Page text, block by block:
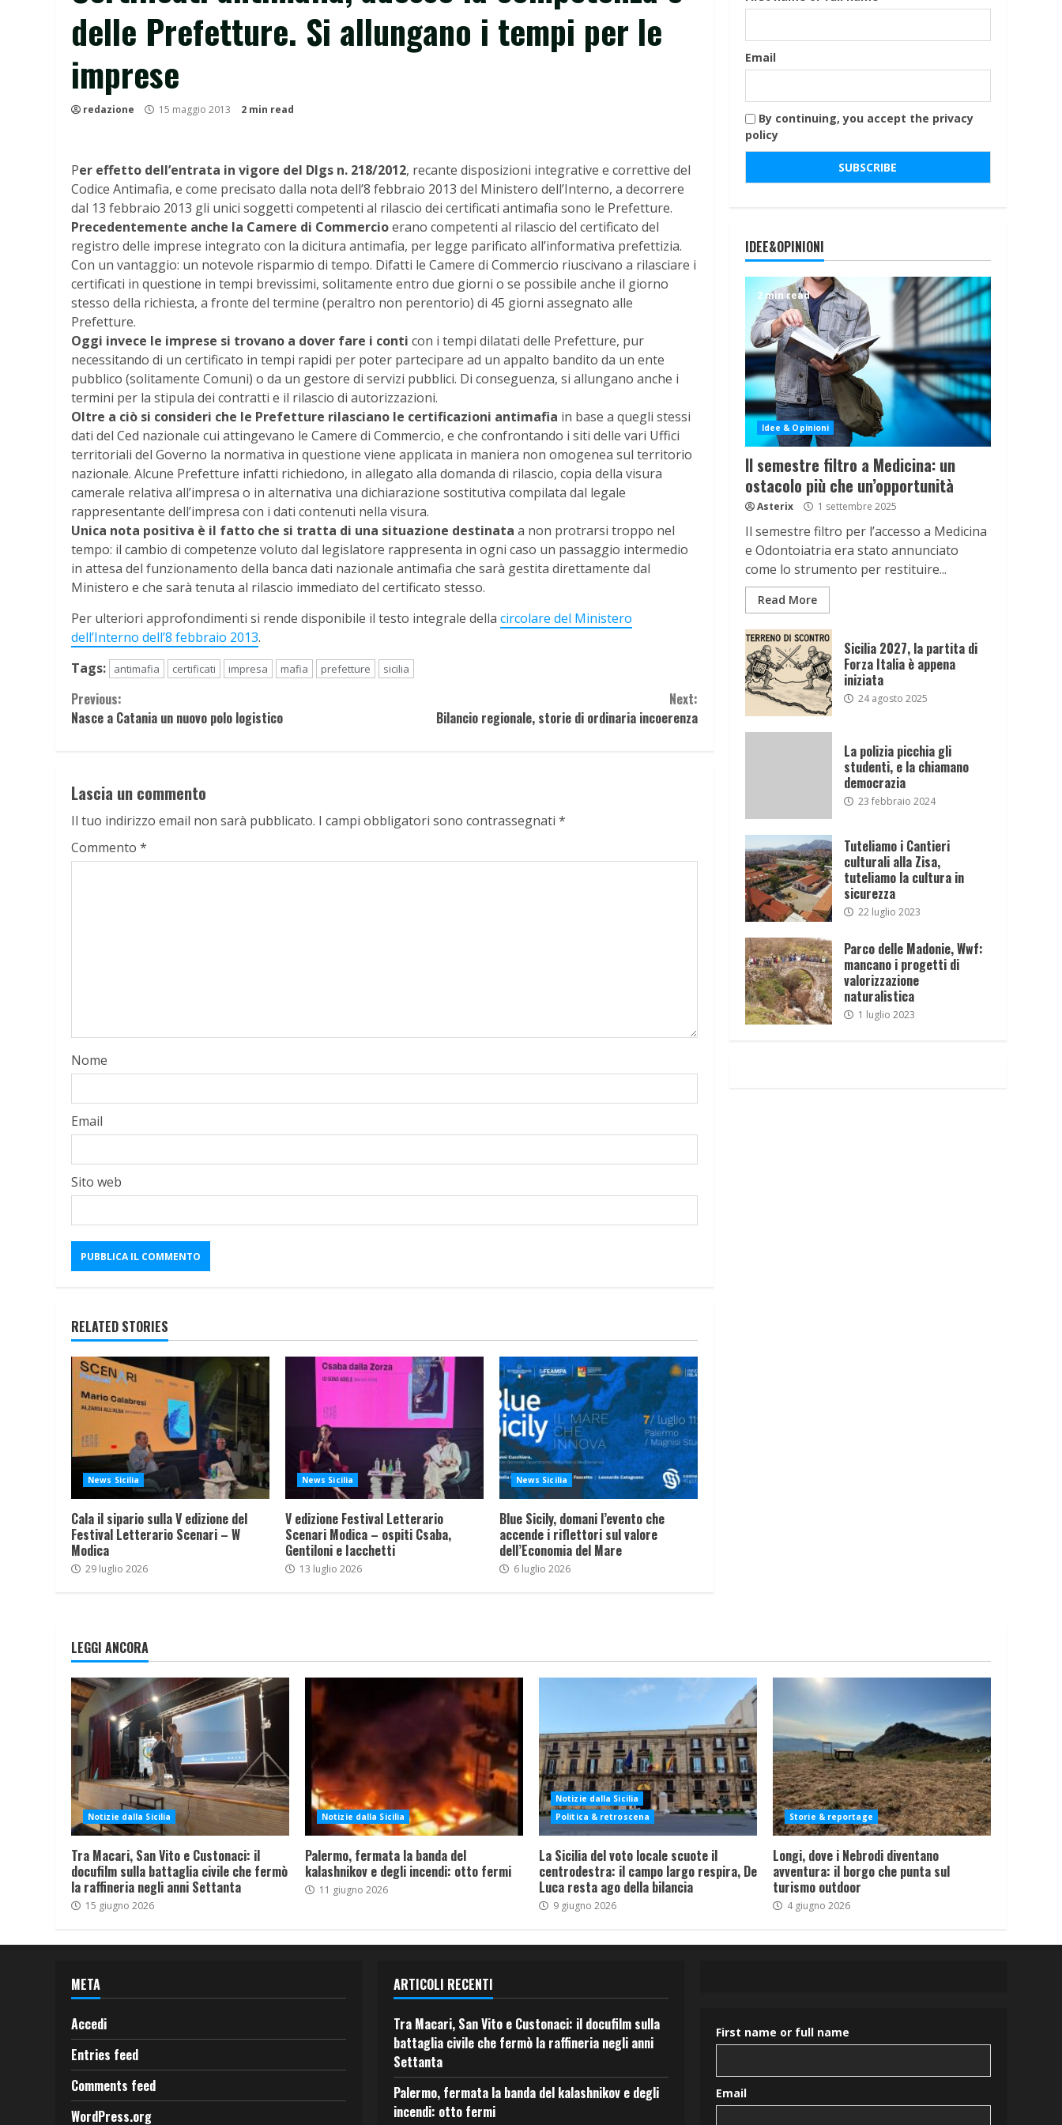
delle Prefetture. Si allungano i tempi per le
imprese
redazione 15 maggio 2013 2 min read
Per effetto dell’entrata in vigore del Dlgs n. 218/2012, recante disposizioni integrative e correttive del
Codice Antimafia, e come precisato dalla nota dell’8 febbraio 2013 del Ministero dell’Interno, a decorrere
dal 13 febbraio 2013 gli unici soggetti competenti al rilascio dei certificati antimafia sono le Prefetture.
Precedentemente anche la Camere di Commercioerano competenti al rilascio del certificato del
registro delle imprese integrato con la dicitura antimafia, per legge parificato all’informativa prefettizia.
Con un vantaggio: un notevole risparmio di tempo. Difatti le Camere di Commercio riuscivano a rilasciare i
certificati in questione in tempi brevissimi, solitamente entro due giorni o se possibile anche il giorno
stesso della richiesta, a fronte del termine (peraltro non perentorio) di 45 giorni assegnato alle
Prefetture.
Oggi invece le imprese si trovano a dover fare i conti con i tempi dilatati delle Prefetture, pur
necessitando di un certificato in tempi rapidi per poter partecipare ad un appalto bandito da un ente
pubblico (solitamente Comuni) o da un gestore di servizi pubblici. Di conseguenza, si allungano anche i
termini per la stipula dei contratti e il rilascio di autorizzazioni.
Oltre a ciò si consideri che le Prefetture rilasciano le certificazioni antimafia in base a quegli stessi
dati del Ced nazionale cui attingevano le Camere di Commercio, e che confrontando i siti delle vari Uffici
territoriali del Governo la normativa in questione viene applicata in maniera non omogenea sul territorio
nazionale. Alcune Prefetture infatti richiedono, in allegato alla domanda di rilascio, copia della visura
camerale relativa all’impresa o in alternativa una dichiarazione sostitutiva compilata dal legale
rappresentante dell’impresa con i dati contenuti nella visura.
Unica nota positiva è il fatto che si tratta di una situazione destinata a non protrarsi troppo nel
tempo: il cambio di competenze voluto dal legislatore rappresenta in ogni caso un passaggio intermedio
in attesa del funzionamento della banca dati nazionale antimafia che sarà gestita direttamente dal
Ministero e che sarà tenuta al rilascio immediato del certificato stesso.
Per ulteriori approfondimenti si rende disponibile il testo integrale della circolare del Ministero
dell’Interno dell’8 febbraio 2013.
Tags:
antimafia certificati impresa mafia prefetture sicilia
Continue
Reading
Previous:
Nasce a Catania un nuovo polo logistico
Next:
Bilancio regionale, storie di ordinaria incoerenza
Lascia un commento
Il tuo indirizzo email non sarà pubblicato. I campi obbligatori sono contrassegnati *
Commento *
Nome
Email
Sito web
RELATED STORIES
News Sicilia
Cala il sipario sulla V edizione del
Festival Letterario Scenari – W
Modica
29 luglio 2026
News Sicilia
V edizione Festival Letterario
Scenari Modica – ospiti Csaba,
Gentiloni e Iacchetti
13 luglio 2026
News Sicilia
Blue Sicily, domani l’evento che
accende i riflettori sul valore
dell’Economia del Mare
6 luglio 2026
Email
By continuing, you accept the privacy
policy
IDEE&OPINIONI
2 min read
Idee & Opinioni
Il semestre filtro a Medicina: un
ostacolo più che un’opportunità
Asterix 1 settembre 2025
Il semestre filtro per l’accesso a Medicina
e Odontoiatria era stato annunciato
come lo strumento per restituire...
Read More
Sicilia 2027, la partita di
Forza Italia è appena
iniziata
24 agosto 2025
La polizia picchia gli
studenti, e la chiamano
democrazia
23 febbraio 2024
Tuteliamo i Cantieri
culturali alla Zisa,
tuteliamo la cultura in
sicurezza
22 luglio 2023
Parco delle Madonie, Wwf:
mancano i progetti di
valorizzazione
naturalistica
1 luglio 2023
LEGGI ANCORA
Notizie dalla Sicilia
Tra Macari, San Vito e Custonaci: il
docufilm sulla battaglia civile che fermò
la raffineria negli anni Settanta
15 giugno 2026
Notizie dalla Sicilia
Palermo, fermata la banda del
kalashnikov e degli incendi: otto fermi
11 giugno 2026
Notizie dalla Sicilia
Politica & retroscena
La Sicilia del voto locale scuote il
centrodestra: il campo largo respira, De
Luca resta ago della bilancia
9 giugno 2026
Storie & reportage
Longi, dove i Nebrodi diventano
avventura: il borgo che punta sul
turismo outdoor
4 giugno 2026
META
Accedi
Entries feed
Comments feed
WordPress.org
ARTICOLI RECENTI
Tra Macari, San Vito e Custonaci: il docufilm sulla
battaglia civile che fermò la raffineria negli anni
Settanta
Palermo, fermata la banda del kalashnikov e degli
incendi: otto fermi
First name or full name
Email